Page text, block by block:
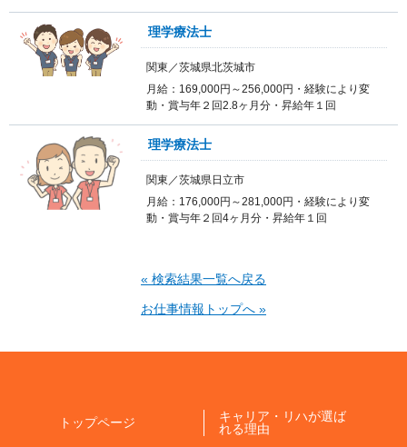
理学療法士
関東／茨城県北茨城市
月給：169,000円～256,000円・経験により変
動・賞与年２回2.8ヶ月分・昇給年１回
理学療法士
関東／茨城県日立市
月給：176,000円～281,000円・経験により変
動・賞与年２回4ヶ月分・昇給年１回
« 検索結果一覧へ戻る
お仕事情報トップへ »
トップページ
キャリア・リハが選ば
れる理由